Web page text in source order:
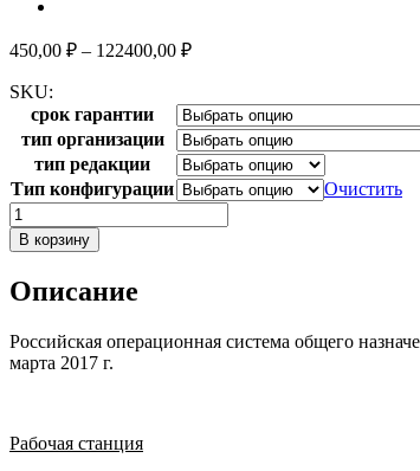
450,00 ₽ – 122400,00 ₽
SKU:
срок гарантии
тип организации
тип редакции
Тип конфигурации
Очистить
Количество
товара
РЕД
Стандартная
образовательная
редакции
В корзину
Описание
Российская операционная система общего
марта 2017 г.
Рабочая станция